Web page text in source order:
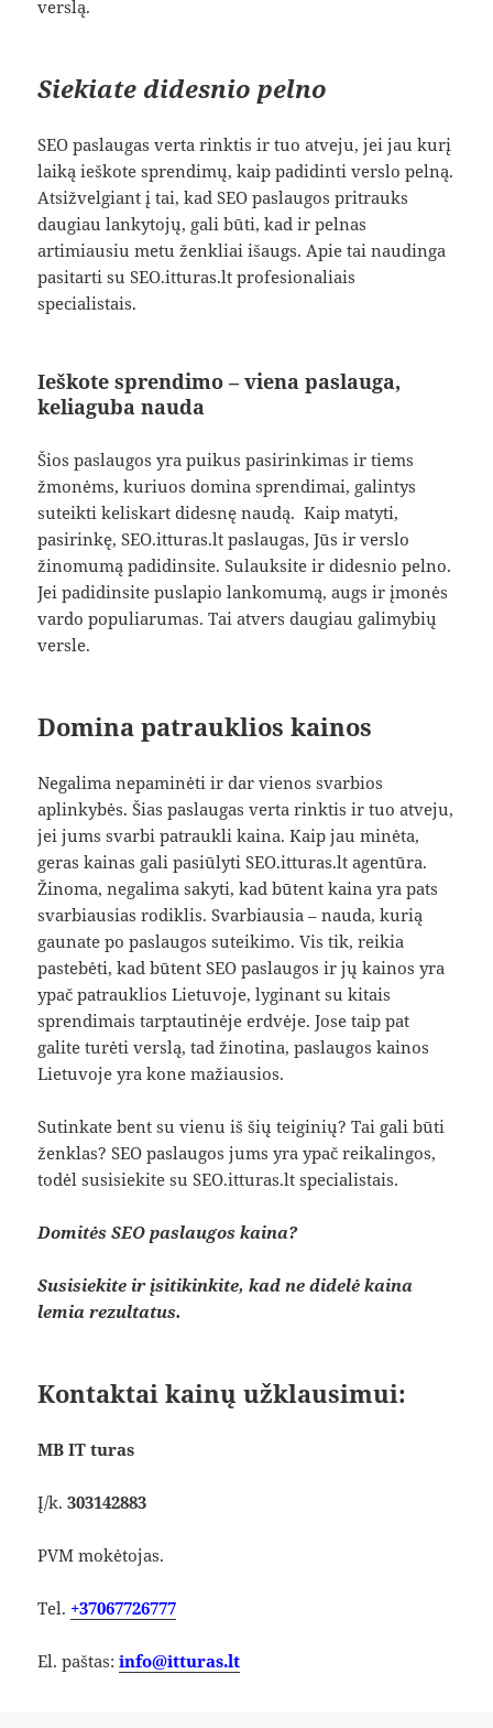
verslą.
Siekiate didesnio pelno
SEO paslaugas verta rinktis ir tuo atveju, jei jau kurį
laiką ieškote sprendimų, kaip padidinti verslo pelną.
Atsižvelgiant į tai, kad SEO paslaugos pritrauks
daugiau lankytojų, gali būti, kad ir pelnas
artimiausiu metu ženkliai išaugs. Apie tai naudinga
pasitarti su SEO.itturas.lt profesionaliais
specialistais.
Ieškote sprendimo – viena paslauga,
keliaguba nauda
Šios paslaugos yra puikus pasirinkimas ir tiems
žmonėms, kuriuos domina sprendimai, galintys
suteikti keliskart didesnę naudą. Kaip matyti,
pasirinkę, SEO.itturas.lt paslaugas, Jūs ir verslo
žinomumą padidinsite. Sulauksite ir didesnio pelno.
Jei padidinsite puslapio lankomumą, augs ir įmonės
vardo populiarumas. Tai atvers daugiau galimybių
versle.
Domina patrauklios kainos
Negalima nepaminėti ir dar vienos svarbios
aplinkybės. Šias paslaugas verta rinktis ir tuo atveju,
jei jums svarbi patraukli kaina. Kaip jau minėta,
geras kainas gali pasiūlyti SEO.itturas.lt agentūra.
Žinoma, negalima sakyti, kad būtent kaina yra pats
svarbiausias rodiklis. Svarbiausia – nauda, kurią
gaunate po paslaugos suteikimo. Vis tik, reikia
pastebėti, kad būtent SEO paslaugos ir jų kainos yra
ypač patrauklios Lietuvoje, lyginant su kitais
sprendimais tarptautinėje erdvėje. Jose taip pat
galite turėti verslą, tad žinotina, paslaugos kainos
Lietuvoje yra kone mažiausios.
Sutinkate bent su vienu iš šių teiginių? Tai gali būti
ženklas? SEO paslaugos jums yra ypač reikalingos,
todėl susisiekite su SEO.itturas.lt specialistais.
Domitės SEO paslaugos kaina?
Susisiekite ir įsitikinkite, kad ne didelė kaina
lemia rezultatus.
Kontaktai kainų užklausimui:
MB IT turas
Į/k.303142883
PVM mokėtojas.
Tel. +37067726777
El. paštas:info@itturas.lt